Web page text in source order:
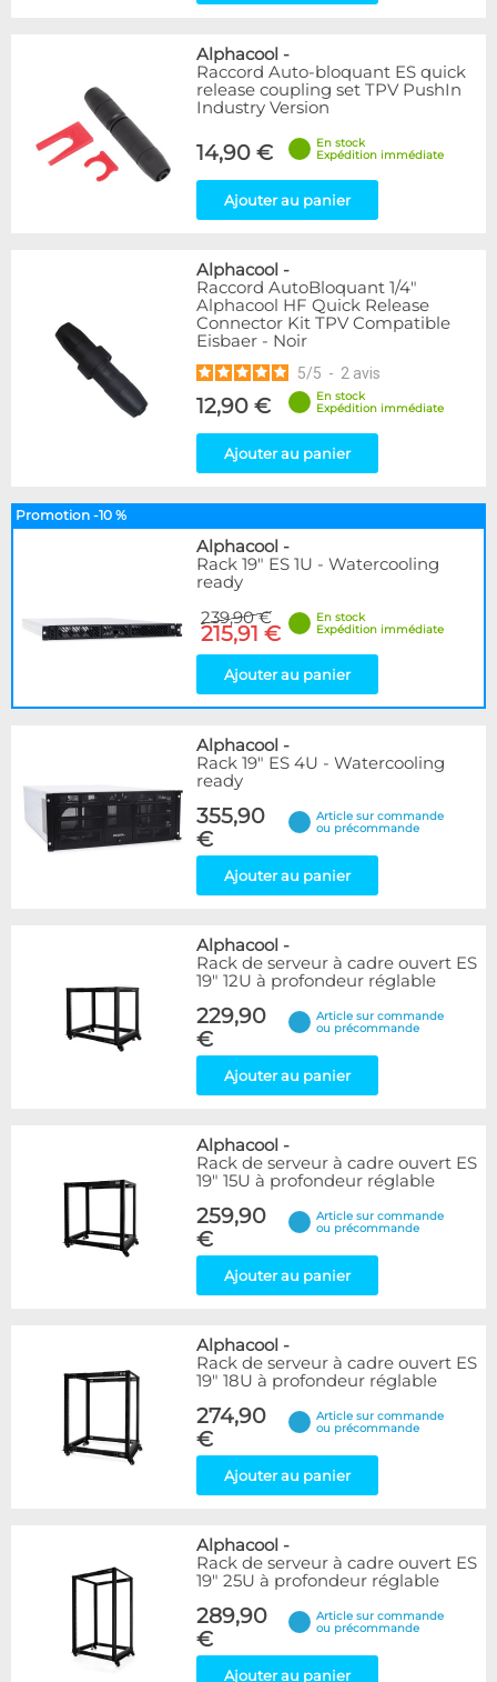
Alphacool -
Raccord Auto-bloquant ES quick
release coupling set TPV PushIn
Industry Version
14,90 €
En stock
Expédition immédiate
Ajouter au panier
Alphacool -
Raccord AutoBloquant 1/4"
Alphacool HF Quick Release
Connector Kit TPV Compatible
Eisbaer - Noir
5/5 - 2 avis
12,90 €
En stock
Expédition immédiate
Ajouter au panier
Promotion -10 %
Alphacool -
Rack 19" ES 1U - Watercooling
ready
239,90 €
215,91 €
En stock
Expédition immédiate
Ajouter au panier
Alphacool -
Rack 19" ES 4U - Watercooling
ready
355,90
€
Article sur commande
ou précommande
Ajouter au panier
Alphacool -
Rack de serveur à cadre ouvert ES
19" 12U à profondeur réglable
229,90
€
Article sur commande
ou précommande
Ajouter au panier
Alphacool -
Rack de serveur à cadre ouvert ES
19" 15U à profondeur réglable
259,90
€
Article sur commande
ou précommande
Ajouter au panier
Alphacool -
Rack de serveur à cadre ouvert ES
19" 18U à profondeur réglable
274,90
€
Article sur commande
ou précommande
Ajouter au panier
Alphacool -
Rack de serveur à cadre ouvert ES
19" 25U à profondeur réglable
289,90
€
Article sur commande
ou précommande
Ajouter au panier